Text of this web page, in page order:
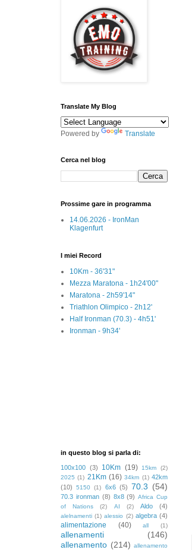
Translate My Blog
Powered by Translate
Cerca nel blog
Prossime gare in programma
14.06.2026 - IronMan
Klagenfurt
I miei Record
10Km - 36'31"
Mezza Maratona - 1h24'00"
Maratona - 2h59'14"
Triathlon Olimpico - 2h12'
Half Ironman (70.3) - 4h51'
Ironman - 9h34'
in questo blog si parla di:
100x100 (3) 10Km (19) 15km
(2)
2025 (1) 21Km (16) 34km (1) 42km
(10)
5150 (1) 6x6 (5) 70.3 (54)
70.3 ironman (8) 8x8 (9) Africa Cup
of Nations
(2) AI (2) Aldo (4)
alelnamenti (1) alessio (2) algebra (4)
alimentazione (40) all (1)
allenamenti
(146)
allenamento (214) allenamento